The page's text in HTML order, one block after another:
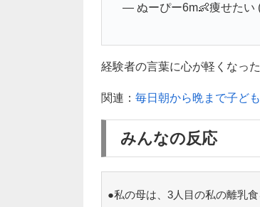
— ぬーぴー6m👶痩せたい
経験者の言葉に心が軽くなっ
関連： 毎日朝から晩まで子ど
みんなの反応
●私の母は、3人目の私の離乳